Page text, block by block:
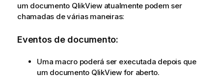
um documento QlikView atualmente podem ser
chamadas de várias maneiras:
Eventos de documento:
Uma macro poderá ser executada depois que
um documento QlikView for aberto.